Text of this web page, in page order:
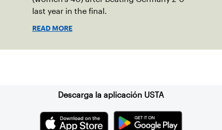
last year in the final.
READ MORE
Descarga la aplicación USTA